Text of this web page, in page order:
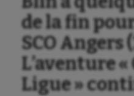
de la fin
SCO Angers
L’aventure
Ligue »